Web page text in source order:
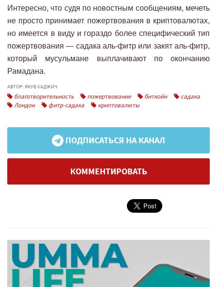
Интересно, что судя по новостным сообщениям, мечеть
не просто принимает пожертвования в криптовалютах,
но имеется в виду и гораздо более специфический тип
пожертвования — садака аль-фитр или закят аль-фитр,
который мусульмане выплачивают по окончанию
Рамадана.
АВТОР: ЯКУБ ХАДЖИЧ
благотворительность пожертвование биткойн
садака
Лондон
фитр-садака криптовалюты
ПОДПИСАТЬСЯ НА КАНАЛ
КОММЕНТИРОВАТЬ